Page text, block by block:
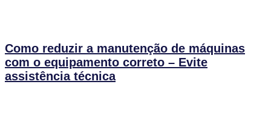
Como reduzir a manutenção de máquinas
com o equipamento correto – Evite
assistência técnica